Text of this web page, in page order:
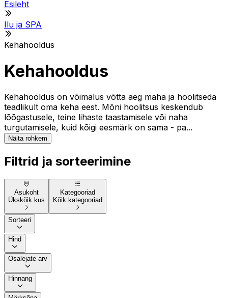
Esileht
Ilu ja SPA
Kehahooldus
Kehahooldus
Kehahooldus on võimalus võtta aeg maha ja hoolitseda
teadlikult oma keha eest. Mõni hoolitsus keskendub
lõõgastusele, teine lihaste taastamisele või naha
turgutamisele, kuid kõigi eesmärk on sama - pa...
Näita rohkem
Filtrid ja sorteerimine
Asukoht
Ükskõik kus
Kategooriad
Kõik kategooriad
Sorteeri
Hind
Osalejate arv
Hinnang